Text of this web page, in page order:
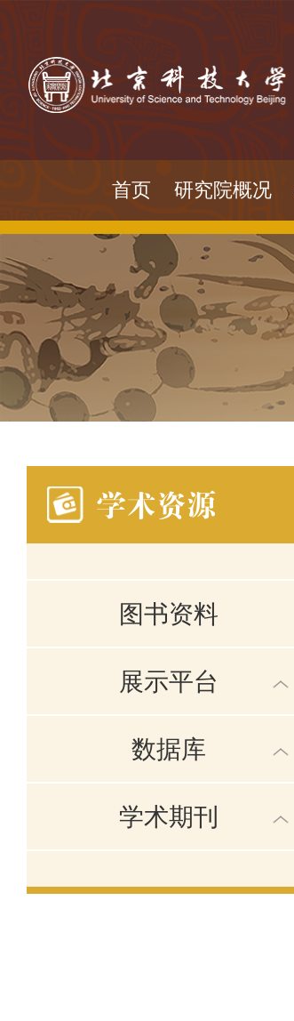
首页 研究院概况
学术资源
图书资料
展示平台
数据库
学术期刊